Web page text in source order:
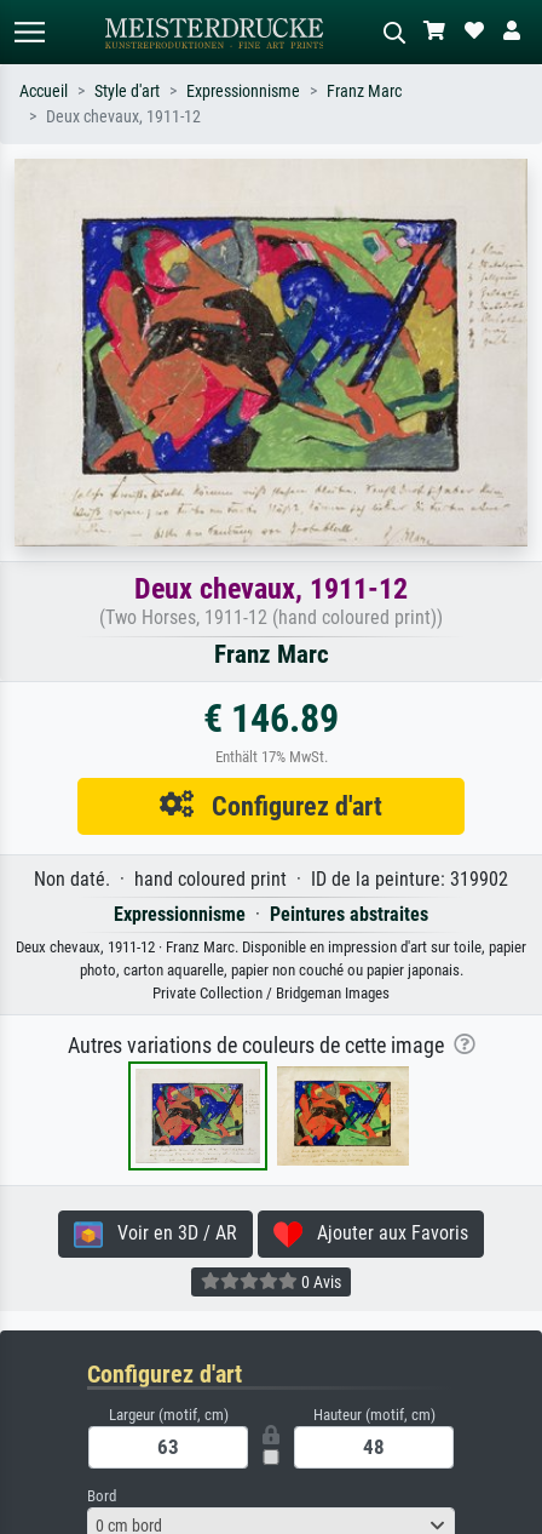
impressionnisme, vague de Hokusai,
nu.
tableau sombre, nu debout près d'un
arbre.
Accueil Style d'art Expressionnisme
Franz Marc
Deux chevaux, 1911-12
Deux chevaux, 1911-12
(Two Horses, 1911-12 (hand coloured print))
Franz Marc
€ 146.89
Enthält 17% MwSt.
Configurez d'art
Non daté. · hand coloured print · ID de la peinture: 319902
Expressionnisme · Peintures abstraites
Deux chevaux, 1911-12 · Franz Marc. Disponible en impression d'art sur toile, papier
photo, carton aquarelle, papier non couché ou papier japonais.
Private Collection / Bridgeman Images
Autres variations de couleurs de cette image
Voir en 3D / AR Ajouter aux Favoris
0 Avis
Configurez d'art
Largeur (motif, cm) Hauteur (motif, cm)
Bord
0 cm bord